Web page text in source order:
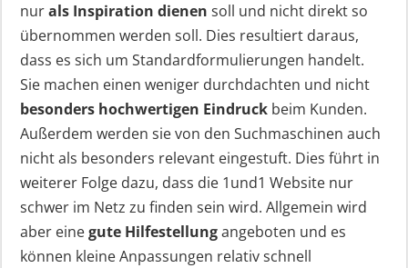
nurals Inspiration dienen soll und nicht direkt so
übernommen werden soll. Dies resultiert daraus,
dass es sich um Standardformulierungen handelt.
Sie machen einen weniger durchdachten und nicht
besonders hochwertigen Eindruck beim Kunden.
Außerdem werden sie von den Suchmaschinen auch
nicht als besonders relevant eingestuft. Dies führt in
weiterer Folge dazu, dass die 1und1 Website nur
schwer im Netz zu finden sein wird. Allgemein wird
aber einegute Hilfestellungangeboten und es
können kleine Anpassungen relativ schnell